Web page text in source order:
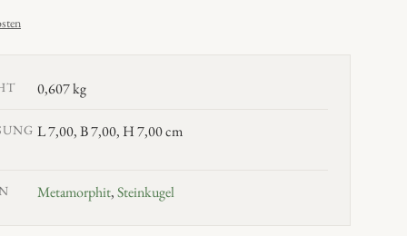
0,607 kg
L 7,00, B 7,00, H 7,00 cm
Metamorphit,Steinkugel